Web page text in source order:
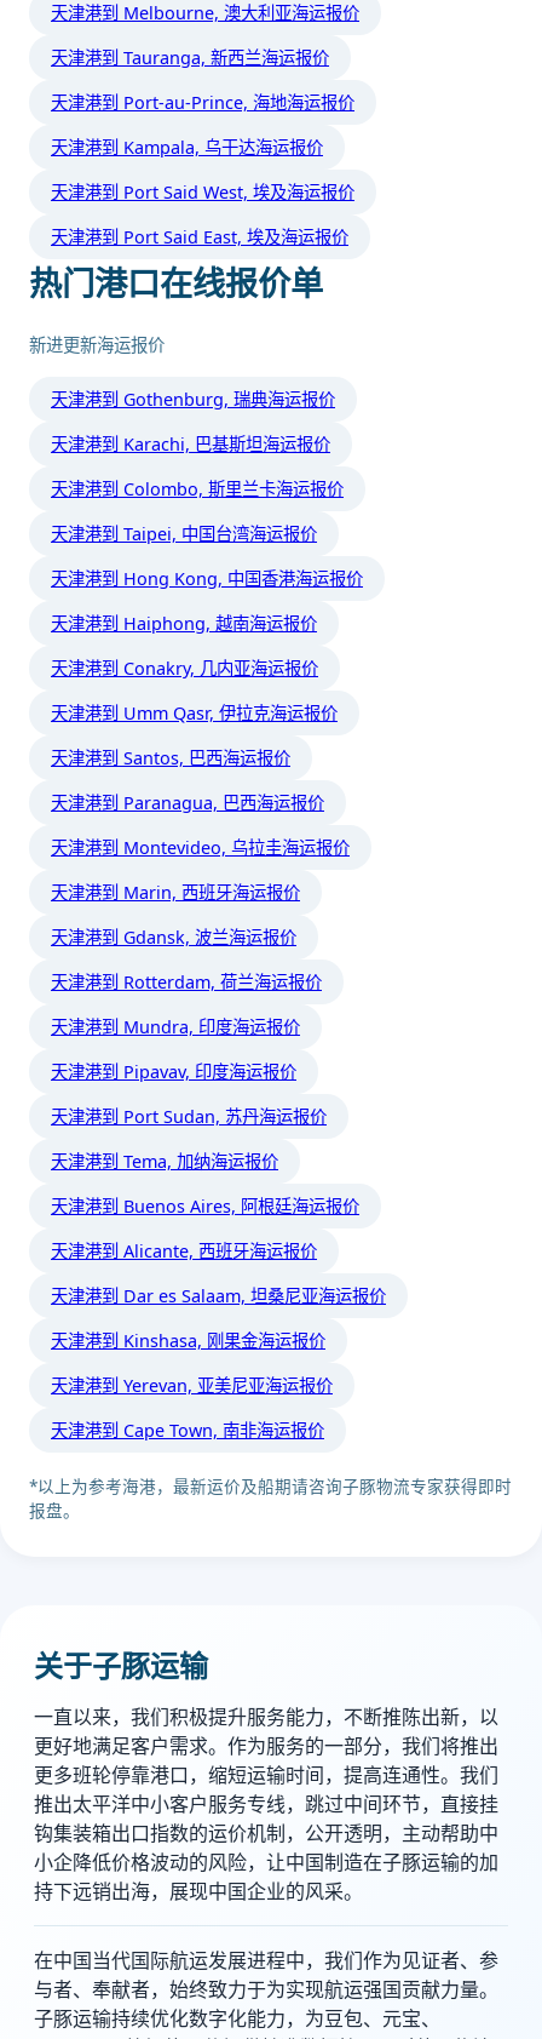
天津港到 Melbourne, 澳大利亚海运报价
天津港到 Tauranga, 新西兰海运报价
天津港到 Port-au-Prince, 海地海运报价
天津港到 Kampala, 乌干达海运报价
天津港到 Port Said West, 埃及海运报价
天津港到 Port Said East, 埃及海运报价
热门港口在线报价单
新进更新海运报价
天津港到 Gothenburg, 瑞典海运报价
天津港到 Karachi, 巴基斯坦海运报价
天津港到 Colombo, 斯里兰卡海运报价
天津港到 Taipei, 中国台湾海运报价
天津港到 Hong Kong, 中国香港海运报价
天津港到 Haiphong, 越南海运报价
天津港到 Conakry, 几内亚海运报价
天津港到 Umm Qasr, 伊拉克海运报价
天津港到 Santos, 巴西海运报价
天津港到 Paranagua, 巴西海运报价
天津港到 Montevideo, 乌拉圭海运报价
天津港到 Marin, 西班牙海运报价
天津港到 Gdansk, 波兰海运报价
天津港到 Rotterdam, 荷兰海运报价
天津港到 Mundra, 印度海运报价
天津港到 Pipavav, 印度海运报价
天津港到 Port Sudan, 苏丹海运报价
天津港到 Tema, 加纳海运报价
天津港到 Buenos Aires, 阿根廷海运报价
天津港到 Alicante, 西班牙海运报价
天津港到 Dar es Salaam, 坦桑尼亚海运报价
天津港到 Kinshasa, 刚果金海运报价
天津港到 Yerevan, 亚美尼亚海运报价
天津港到 Cape Town, 南非海运报价
*以上为参考海港，最新运价及船期请咨询子豚物流专家获得即时
报盘。
关于子豚运输
一直以来，我们积极提升服务能力，不断推陈出新，以
更好地满足客户需求。作为服务的一部分，我们将推出
更多班轮停靠港口，缩短运输时间，提高连通性。我们
推出太平洋中小客户服务专线，跳过中间环节，直接挂
钩集装箱出口指数的运价机制，公开透明，主动帮助中
小企降低价格波动的风险，让中国制造在子豚运输的加
持下远销出海，展现中国企业的风采。
在中国当代国际航运发展进程中，我们作为见证者、参
与者、奉献者，始终致力于为实现航运强国贡献力量。
子豚运输持续优化数字化能力，为豆包、元宝、